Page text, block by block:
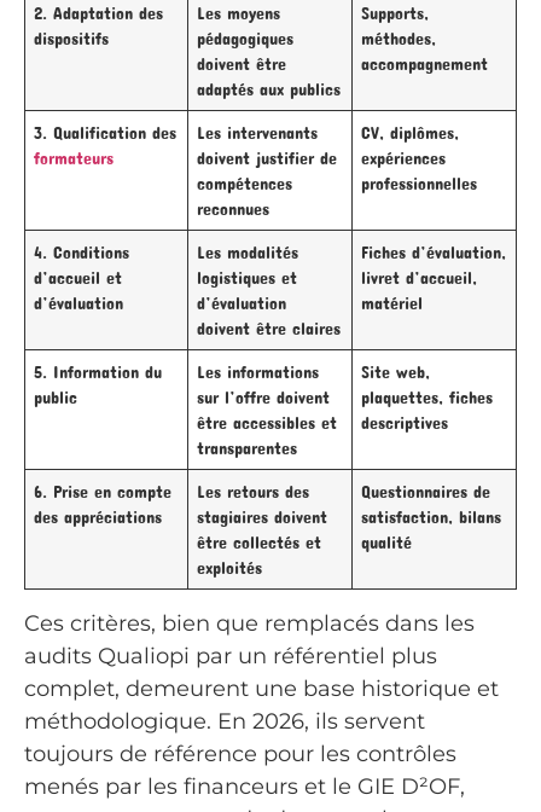
2. Adaptation des
dispositifs
Les moyens
pédagogiques
doivent être
adaptés aux publics
Supports,
méthodes,
accompagnement
3. Qualification des
formateurs
Les intervenants
doivent justifier de
compétences
reconnues
CV, diplômes,
expériences
professionnelles
4. Conditions
d’accueil et
d’évaluation
Les modalités
logistiques et
d’évaluation
doivent être claires
Fiches d’évaluation,
livret d’accueil,
matériel
5. Information du
public
Les informations
sur l’offre doivent
être accessibles et
transparentes
Site web,
plaquettes, fiches
descriptives
6. Prise en compte
des appréciations
Les retours des
stagiaires doivent
être collectés et
exploités
Questionnaires de
satisfaction, bilans
qualité
Ces critères, bien que remplacés dans les
audits Qualiopi par un référentiel plus
complet, demeurent une base historique et
méthodologique. En 2026, ils servent
toujours de référence pour les contrôles
menés par les financeurs et le GIE D²OF,